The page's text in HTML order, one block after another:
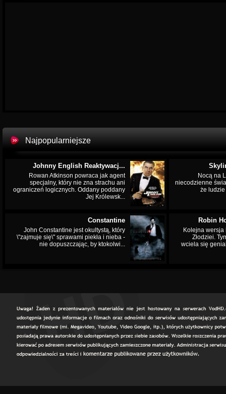
Najpopularniejsze
Johnny English Reaktywacj...
Rowan Atkinson powraca jak agent
specjalny, który nie zna strachu ani
ograniczeń logicznych. Oddany poddany
Jej Królewsk...
Nocą na
niecodzienne
że
Constantine
John Constantine jest okultystą, który
\"zajmuje się\" sprawami piekła i nieba -
nie dopuszczając, by ktokolwi...
Robin
Kolejna wersja
Złodziei.
wciela się